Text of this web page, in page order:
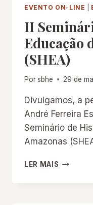
NO
BRASIL”
EVENTO ON-LINE
II
Educação
(SHEA)
Porsbhe 29 de
Divulgamos, a
André Ferreira
Seminário de
Amazonas
LER MAIS